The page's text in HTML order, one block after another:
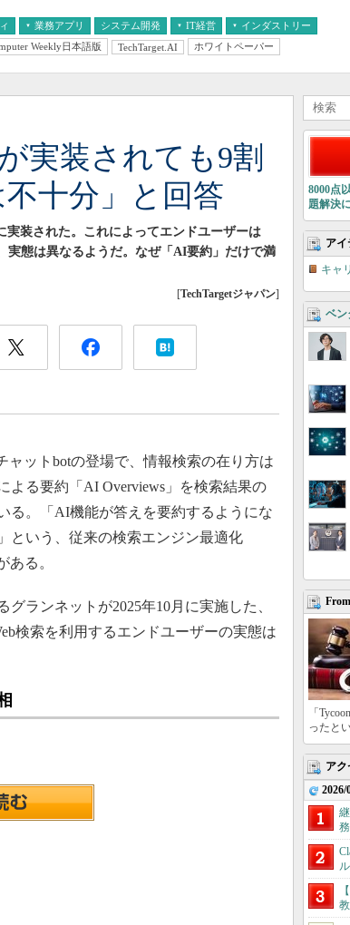
業務アプリ システム開発 IT経営
営とIT
インダストリー
医療IT
Weekly日本語版 TechTarget.AI ホワイトペーパー
実装されても9割
十分」と回答
実装された。これによってエンドユーザーは
実態は異なるようだ。なぜ「AI要約」だけで満
[TechTargetジャパン]
ットbotの登場で、情報検索の在り方は
よる要約「AI Overviews」を検索結果の
る。「AI機能が答えを要約するようにな
という、従来の検索エンジン最適化
ある。
ランネットが2025年10月に実施した、
検索を利用するエンドユーザーの実態は
8000点
題解決
ア
キャ
ベン
「
ったと
ア
2026/